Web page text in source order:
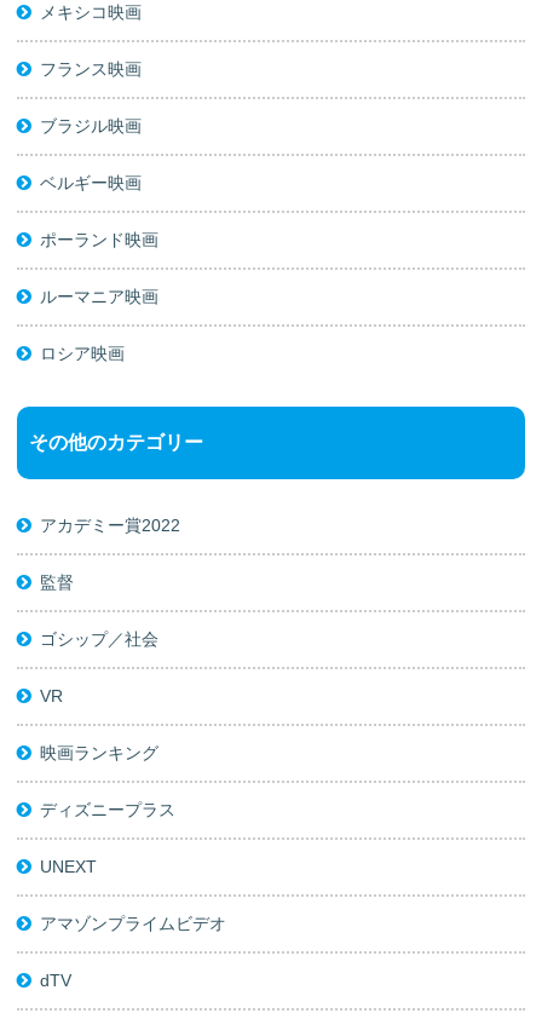
メキシコ映画
フランス映画
ブラジル映画
ベルギー映画
ポーランド映画
ルーマニア映画
ロシア映画
その他のカテゴリー
アカデミー賞2022
監督
ゴシップ／社会
VR
映画ランキング
ディズニープラス
UNEXT
アマゾンプライムビデオ
dTV